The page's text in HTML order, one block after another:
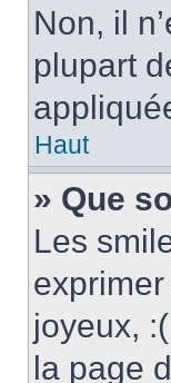
Non, il
plupart
Haut
» Que
Les
joyeux,
la page